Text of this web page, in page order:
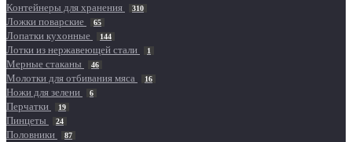
Контейнеры для хранения 310
Ложки поварские 65
Лопатки кухонные 144
Лотки из нержавеющей стали 1
Мерные стаканы 46
Молотки для отбивания мяса 16
Ножи для зелени 6
Перчатки 19
Пинцеты 24
Половники 87